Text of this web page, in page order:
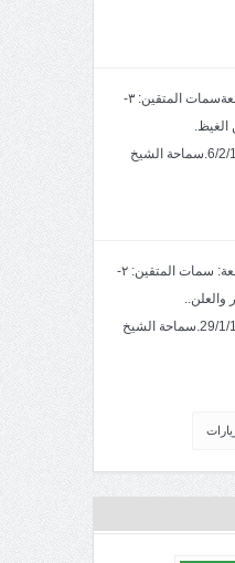
خطبة الجمعةسمات المتقين: ٣-
الغيظ.
بتاريخ6/2/1447.سماحة الشيخ
خطبة الجمعة: سمات المتقين: ٢-
والعلن..
بتاريخ29/1/1446.سماحة الشيخ